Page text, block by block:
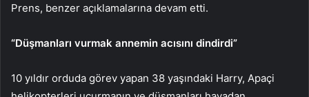
Prens, benzer açıklamalarına devam etti.
“Düşmanları vurmak annemin acısını dindirdi”
10 yıldır orduda görev yapan 38 yaşındaki Harry, Apaçi